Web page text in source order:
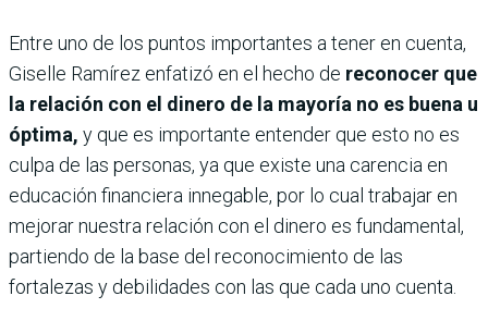
Entre uno de los puntos importantes a tener en cuenta,
Giselle Ramírez enfatizó en el hecho de reconocer que
la relación con el dinero de la mayoría no es buena u
óptima, y que es importante entender que esto no es
culpa de las personas, ya que existe una carencia en
educación financiera innegable, por lo cual trabajar en
mejorar nuestra relación con el dinero es fundamental,
partiendo de la base del reconocimiento de las
fortalezas y debilidades con las que cada uno cuenta.